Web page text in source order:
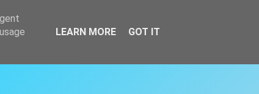
LEARN MORE GOT IT